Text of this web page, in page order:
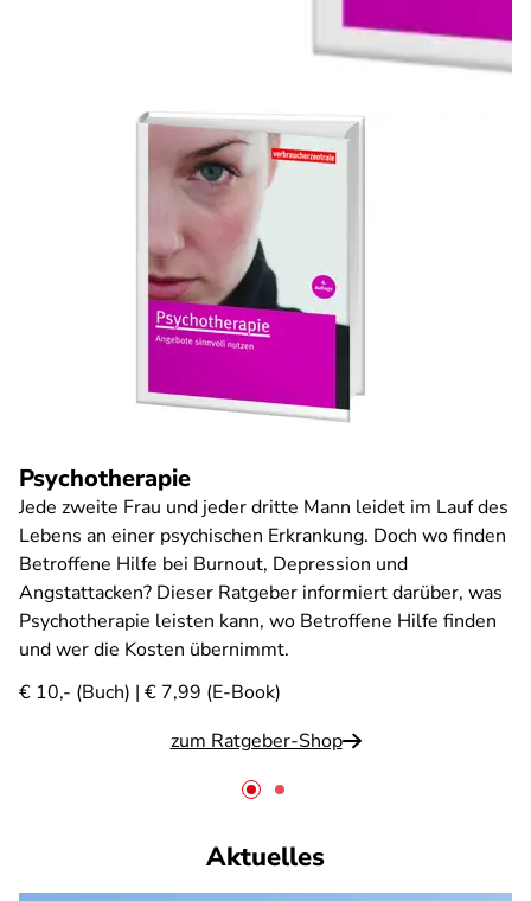
Psychotherapie
Jede zweite Frau und jeder dritte Mann leidet im Lauf des
Lebens an einer psychischen Erkrankung. Doch wo finden
Betroffene Hilfe bei Burnout, Depression und
Angstattacken? Dieser Ratgeber informiert darüber, was
Psychotherapie leisten kann, wo Betroffene Hilfe finden
und wer die Kosten übernimmt.
€ 10,- (Buch) | € 7,99 (E-Book)
zum Ratgeber-Shop
Aktuelles